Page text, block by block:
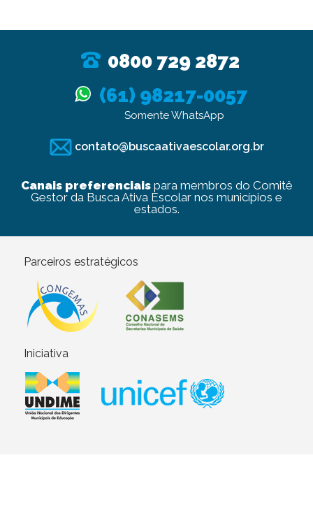
0800 729 2872
(61) 98217-0057
Somente WhatsApp
contato@buscaativaescolar.org.br
Canais preferenciaispara membros do Comitê
Gestor da Busca Ativa Escolar nos municípios e
estados.
Parceiros estratégicos
Iniciativa